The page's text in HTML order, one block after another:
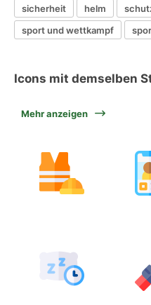
sicherheit helm
sport und wettkampf
Icons mit demselben
Mehr anzeigen